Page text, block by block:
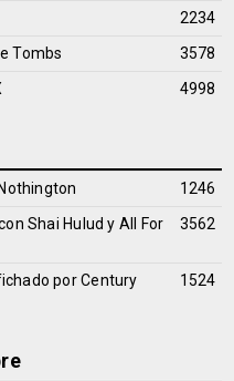
2234
Tombs
3578
4998
1246
Shai Hulud y All For
3562
por Century
1524